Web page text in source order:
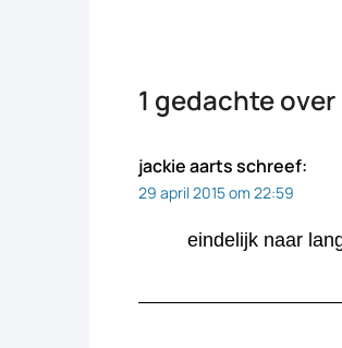
1 gedachte over
jackie aartsschreef:
29 april 2015 om 22:59
eindelijk naar